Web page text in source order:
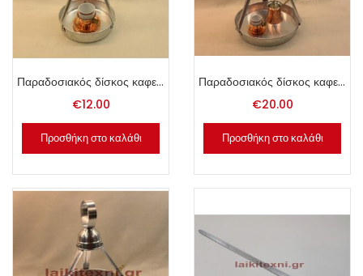
Παραδοσιακός δίσκος καφενείου 16cm.
€12.00
Προσθήκη στο καλάθι
Παραδοσιακός δίσκος καφενείου 30cm.
€20.00
Προσθήκη στο καλάθι